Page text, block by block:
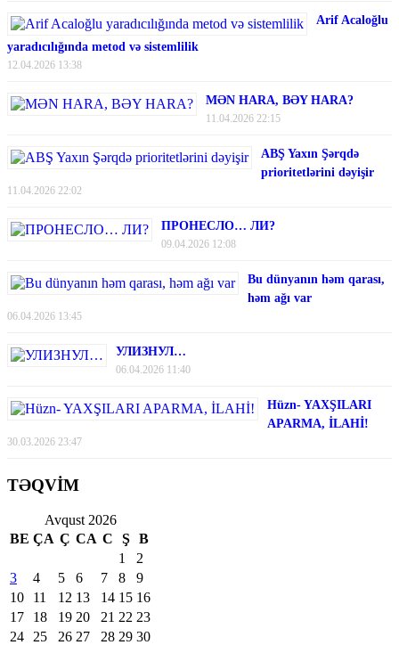
Arif Acaloğlu
yaradıcılığında metod və sistemlilik
12.04.2026 13:38
MƏN HARA, BƏY HARA?
11.04.2026 22:15
ABŞ Yaxın Şərqdə
prioritetlərini dəyişir
11.04.2026 22:02
ПРОНЕСЛО… ЛИ?
09.04.2026 12:08
Bu dünyanın həm qarası,
həm ağı var
06.04.2026 13:45
УЛИЗНУЛ…
06.04.2026 11:40
Hüzn- YAXŞILARI
APARMA, İLAHİ!
30.03.2026 23:47
TƏQVİM
Avqust 2026
BE ÇA Ç CA C Ş
B
1
2
3
4 5 6 7 8
9
10
11 12 13 14 15 16
17
18 19 20 21 22 23
24
25 26 27 28 29 30